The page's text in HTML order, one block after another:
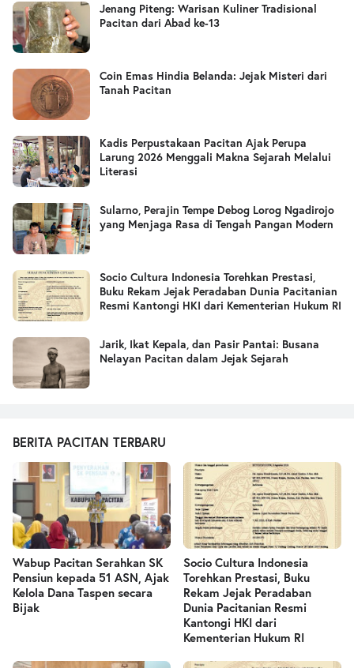
Jenang Piteng: Warisan Kuliner Tradisional
Pacitan dari Abad ke-13
Coin Emas Hindia Belanda: Jejak Misteri dari
Tanah Pacitan
Kadis Perpustakaan Pacitan Ajak Perupa
Larung 2026 Menggali Makna Sejarah Melalui
Literasi
Sularno, Perajin Tempe Debog Lorog Ngadirojo
yang Menjaga Rasa di Tengah Pangan Modern
Socio Cultura Indonesia Torehkan Prestasi,
Buku Rekam Jejak Peradaban Dunia Pacitanian
Resmi Kantongi HKI dari Kementerian Hukum RI
Jarik, Ikat Kepala, dan Pasir Pantai: Busana
Nelayan Pacitan dalam Jejak Sejarah
BERITA PACITAN TERBARU
Wabup Pacitan Serahkan SK
Pensiun kepada 51 ASN, Ajak
Kelola Dana Taspen secara
Bijak
Socio Cultura Indonesia
Torehkan Prestasi, Buku
Rekam Jejak Peradaban
Dunia Pacitanian Resmi
Kantongi HKI dari
Kementerian Hukum RI